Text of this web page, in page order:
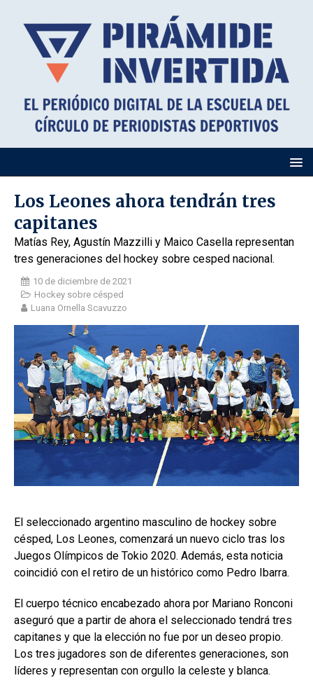
Los Leones ahora tendrán tres
capitanes
Matías Rey, Agustín Mazzilli y Maico Casella representan
tres generaciones del hockey sobre cesped nacional.
10 de diciembre de 2021
Hockey sobre césped
Luana Ornella Scavuzzo
El seleccionado argentino masculino de hockey sobre
césped, Los Leones, comenzará un nuevo ciclo tras los
Juegos Olímpicos de Tokio 2020. Además, esta noticia
coincidió con el retiro de un histórico como Pedro Ibarra.
El cuerpo técnico encabezado ahora por Mariano Ronconi
aseguró que a partir de ahora el seleccionado tendrá tres
capitanes y que la elección no fue por un deseo propio.
Los tres jugadores son de diferentes generaciones, son
líderes y representan con orgullo la celeste y blanca.